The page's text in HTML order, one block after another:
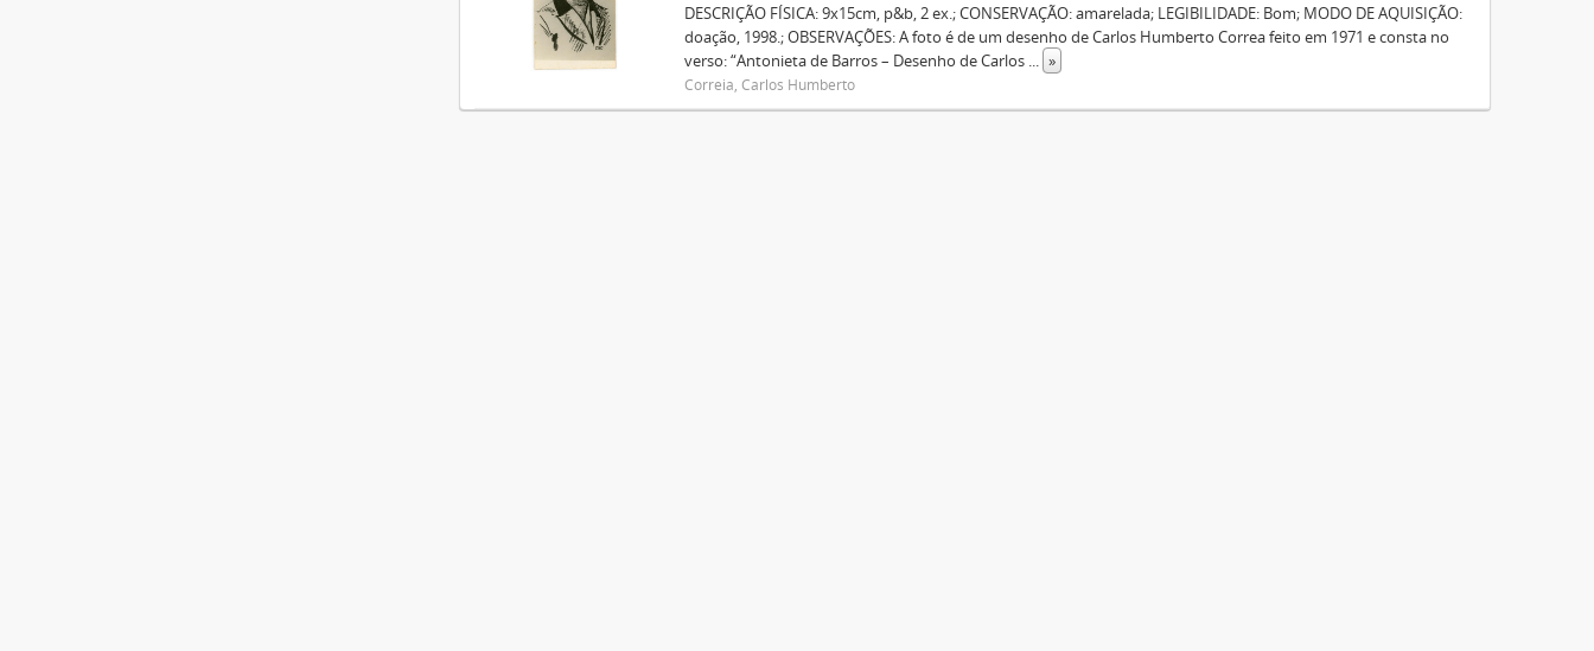
DESCRIÇÃO FÍSICA: 9x15cm, p&b, 2 ex.; CONSERVAÇÃO: amarelada; LEGIBILIDADE: Bom; MODO DE AQUISIÇÃO:
doação, 1998.; OBSERVAÇÕES: A foto é de um desenho de Carlos Humberto Correa feito em 1971 e consta no
verso: “Antonieta de Barros – Desenho de Carlos ... »
Correia, Carlos Humberto